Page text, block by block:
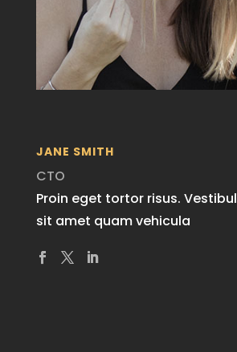
JANE SMITH
CTO
Proin eget tortor risus.
sit amet quam vehicula